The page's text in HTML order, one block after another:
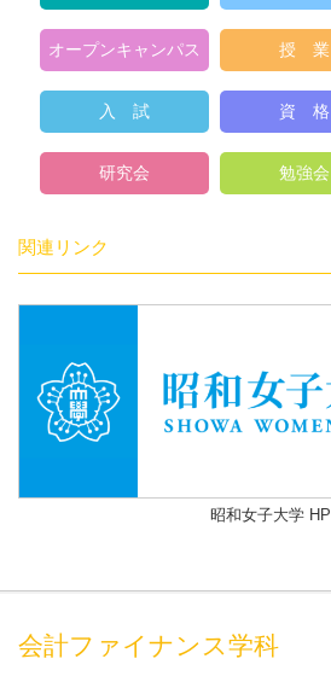
オープンキャンパス 授 業
入 試 資 格
研究会 勉強会
関連リンク
昭和女子大学 HP
会計ファイナンス学科